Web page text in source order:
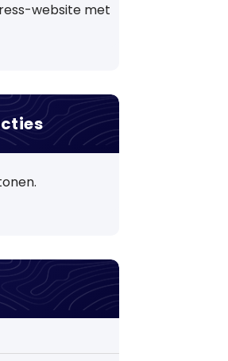
website met